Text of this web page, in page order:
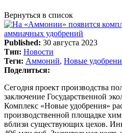
Вернуться в список
Published: 30 августа 2023
Тип: Новости
Теги: Аммоний, Новые
Поделиться:
Сегодня проект производства
заключение Государственной
Комплекс «Новые удобрения»
производственной площадке
вблизи существующих цехов.